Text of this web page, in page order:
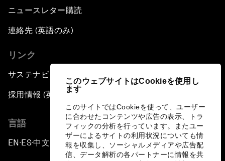
このウェブサイトはCookieを使用し
ます
このサイトではCookieを使って、ユーザー
に合わせたコンテンツや広告の表示、トラ
フィックの分析を行っています。またユー
ザーによるサイトの利用状況についても情
報を収集し、ソーシャルメディアや広告配
信、データ解析の各パートナーに情報を共
ニュースレター購読
連絡先 (英語のみ)
リンク
サステナビリティへの取り組み
採用情報 (英語のみ)
言語
EN ▪ES▪中文▪ 日本語